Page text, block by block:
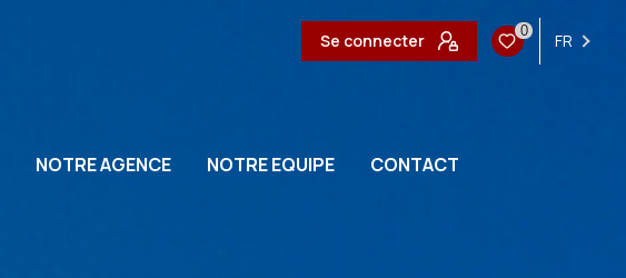
Se connecter 0 FR
NOTRE AGENCE NOTRE EQUIPE CONTACT